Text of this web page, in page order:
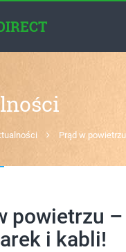
Prąd w
powietrzu
i kabli!